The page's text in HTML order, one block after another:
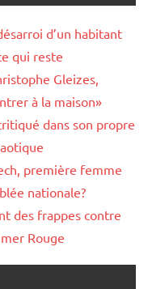
d’un habitant
qui reste
Gleizes,
à la maison»
dans son propre
première femme
nationale?
des frappes contre
Rouge